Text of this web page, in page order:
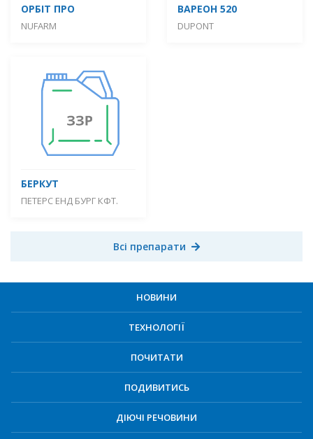
ОРБІТ ПРО
NUFARM
ВАРЕОН 520
DUPONT
БЕРКУТ
ПЕТЕРС ЕНД БУРГ КФТ.
Всі препарати
НОВИНИ
ТЕХНОЛОГІЇ
ПОЧИТАТИ
ПОДИВИТИСЬ
ДІЮЧІ РЕЧОВИНИ